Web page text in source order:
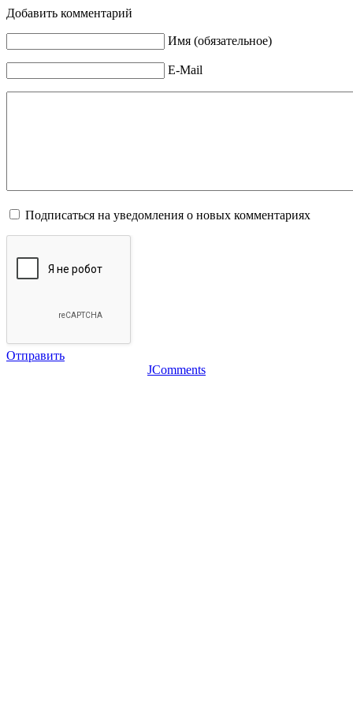
Добавить комментарий
Имя (обязательное)
E-Mail
Подписаться на уведомления о новых комментариях
Отправить
JComments